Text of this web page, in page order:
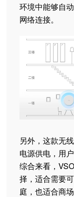
环境中能够自
网络连接。
另外，这款无
电源供电，用
综合来看，
择，适合需要
庭，也适合商